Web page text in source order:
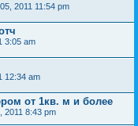
2011 11:54 pm
3:05 am
12:34 am
от 1кв. м и более
2011 8:43 pm